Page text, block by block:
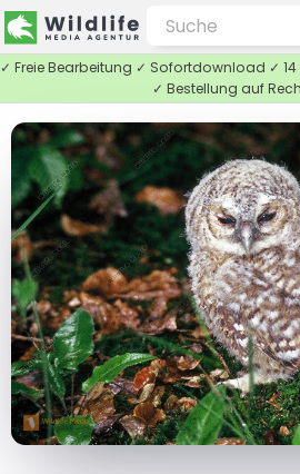
✓ Freie Bearbeitung ✓ Sofortdownload ✓
✓ Bestellung auf